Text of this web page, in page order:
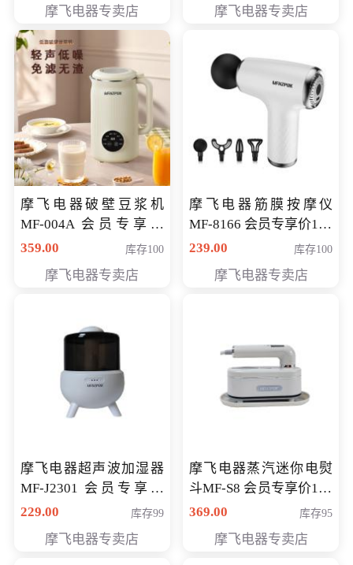
摩飞电器专卖店 摩飞电器专卖店
摩飞电器破壁豆浆机
MF-004A 会员专享价
168元
359.00 库存100
摩飞电器专卖店
摩飞电器筋膜按摩仪
MF-8166 会员专享价168
元
239.00 库存100
摩飞电器专卖店
摩飞电器超声波加湿器
MF-J2301 会员专享价
168元
229.00 库存99
摩飞电器专卖店
摩飞电器蒸汽迷你电熨
斗MF-S8 会员专享价168
元
369.00 库存95
摩飞电器专卖店